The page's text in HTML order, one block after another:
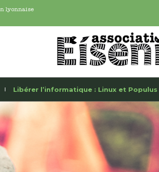
lyonnaise
Libérer l’informatique : Linux et Populus